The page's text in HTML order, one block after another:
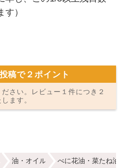
）
稿で２ポイント
さい。レビュー１件につき２
ます。
油・オイル
べに花油・菜たね油